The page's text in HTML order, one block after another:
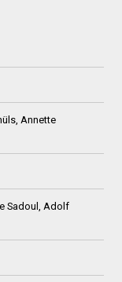
Annette
Sadoul, Adolf